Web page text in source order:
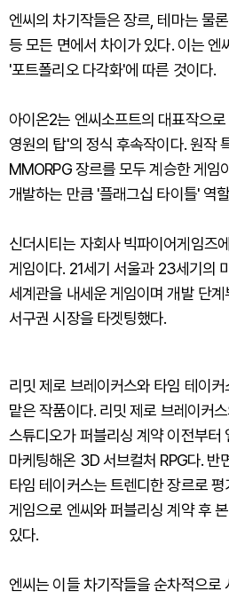
엔씨의 차기작들은 장르, 테마는 물
등 모든 면에서 차이가 있다. 이는 엔
'포트폴리오 다각화'에 따른 것이다.
아이온2는 엔씨소프트의 대표작으
영원의 탑'의 정식 후속작이다. 원작
MMORPG 장르를 모두 계승한 게임
개발하는 만큼 '플래그십 타이틀' 역
신더시티는 자회사 빅파이어게임즈
게임이다. 21세기 서울과 23세기의
세계관을 내세운 게임이며 개발 단
서구권 시장을 타겟팅했다.
리밋 제로 브레이커스와 타임 테이
맡은 작품이다. 리밋 제로 브레이커
스튜디오가 퍼블리싱 계약 이전부터
마케팅해온 3D 서브컬처 RPG다. 반
타임 테이커스는 트렌디한 장르로
게임으로 엔씨와 퍼블리싱 계약 후
있다.
엔씨는 이들 차기작들을 순차적으로